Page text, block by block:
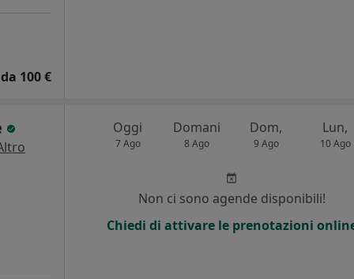
da 100 €
Oggi
7 Ago
Domani
8 Ago
Dom,
9 Ago
Lun,
10 Ago
Non ci sono agende disponibili!
Chiedi di attivare le prenotazioni